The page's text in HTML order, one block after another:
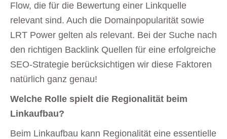
Flow, die für die Bewertung einer Linkquelle
relevant sind. Auch die Domainpopularität sowie
LRT Power gelten als relevant. Bei der Suche nach
den richtigen Backlink Quellen für eine erfolgreiche
SEO-Strategie berücksichtigen wir diese Faktoren
natürlich ganz genau!
Welche Rolle spielt die Regionalität beim
Linkaufbau?
Beim Linkaufbau kann Regionalität eine essentielle